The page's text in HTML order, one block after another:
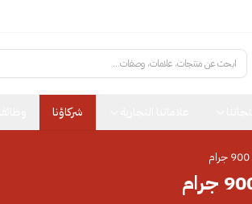
ابحث عن منتجات، علامات، وصفات...
شركاؤنا